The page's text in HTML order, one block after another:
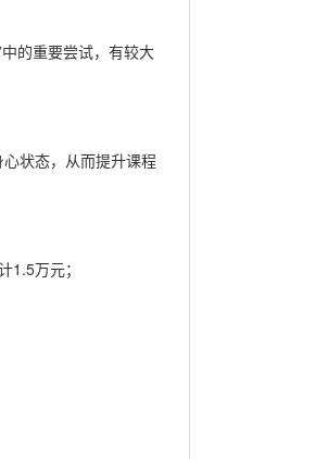
的重要尝试，有较大
状态，从而提升课程
万元；